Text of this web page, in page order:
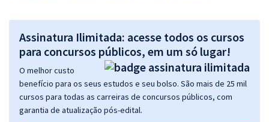
Assinatura Ilimitada: acesse todos os cursos
para concursos públicos, em um só lugar!
O melhor custo
benefício para os seus estudos e seu bolso. São mais de 25 mil
cursos para todas as carreiras de concursos públicos, com
garantia de atualização pós-edital.